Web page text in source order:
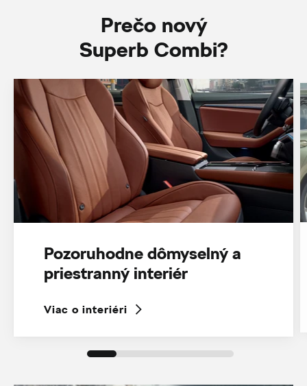
Prečo nový
Superb Combi?
Pozoruhodne dômyselný a
priestranný interiér
Viac o interiéri